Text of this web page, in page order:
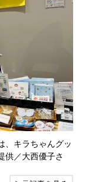
、キラちゃんグッ
供／大西優子さ